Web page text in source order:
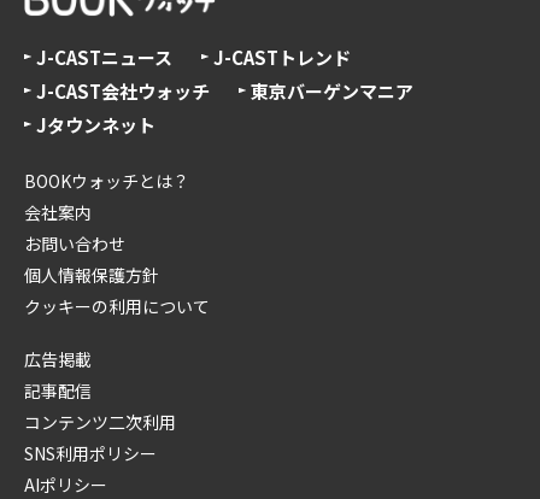
J-CASTニュース
J-CASTトレンド
J-CAST会社ウォッチ
東京バーゲンマニア
Jタウンネット
BOOKウォッチとは？
会社案内
お問い合わせ
個人情報保護方針
クッキーの利用について
広告掲載
記事配信
コンテンツ二次利用
SNS利用ポリシー
AIポリシー